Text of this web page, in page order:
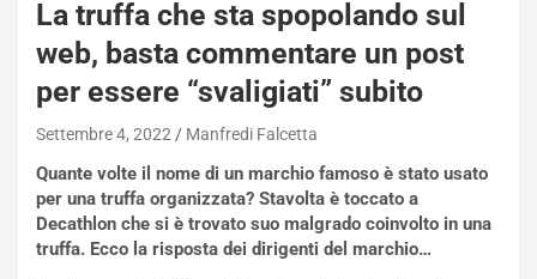
La truffa che sta spopolando sul
web, basta commentare un post
per essere “svaligiati” subito
Settembre 4, 2022 Manfredi Falcetta
Quante volte il nome di un marchio famoso è stato usato
per una truffa organizzata? Stavolta è toccato a
Decathlon che si è trovato suo malgrado coinvolto in una
truffa. Ecco la risposta dei dirigenti del marchio…